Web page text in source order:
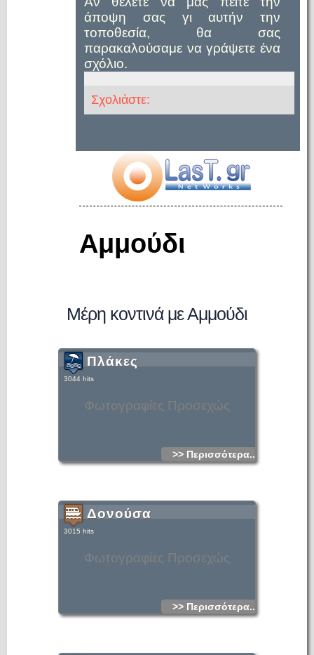
άποψη σας γι αυτήν την
τοποθεσία, θα σας
παρακαλούσαμε να γράψετε ένα
σχόλιο.
Σχολιάστε:
Αμμούδι
Μέρη κοντινά με Αμμούδι
Φωτογραφίες Προσεχώς
Πλάκες
3044 hits
>> Περισσότερα...
Φωτογραφίες Προσεχώς
Δονούσα
3015 hits
>> Περισσότερα...